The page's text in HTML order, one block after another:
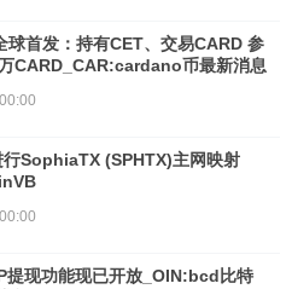
首发：持有CET、交易CARD 参
CARD_CAR:cardano币最新消息
SophiaTX (SPHTX)主网映射
提现功能现已开放_OIN:bcd比特